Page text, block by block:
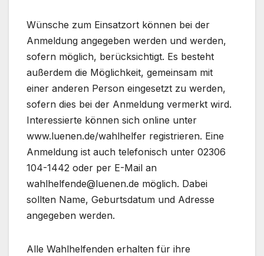
Wünsche zum Einsatzort können bei der
Anmeldung angegeben werden und werden,
sofern möglich, berücksichtigt. Es besteht
außerdem die Möglichkeit, gemeinsam mit
einer anderen Person eingesetzt zu werden,
sofern dies bei der Anmeldung vermerkt wird.
Interessierte können sich online unter
www.luenen.de/wahlhelfer registrieren. Eine
Anmeldung ist auch telefonisch unter 02306
104-1442 oder per E-Mail an
wahlhelfende@luenen.de möglich. Dabei
sollten Name, Geburtsdatum und Adresse
angegeben werden.
Alle Wahlhelfenden erhalten für ihre